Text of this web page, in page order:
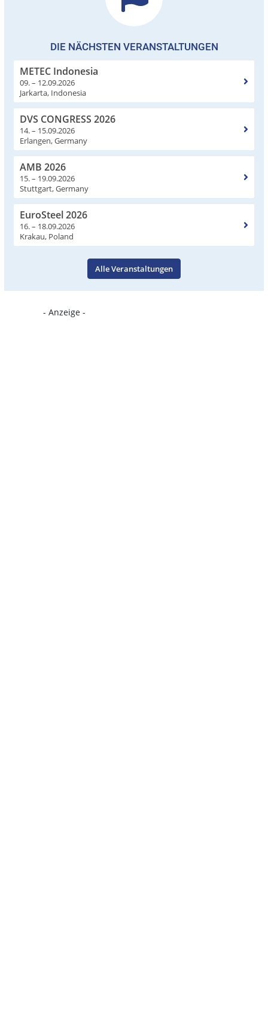
DIE NÄCHSTEN VERANSTALTUNGEN
METEC Indonesia
09. – 12.09.2026
Jarkarta, Indonesia
DVS CONGRESS 2026
14. – 15.09.2026
Erlangen, Germany
AMB 2026
15. – 19.09.2026
Stuttgart, Germany
EuroSteel 2026
16. – 18.09.2026
Krakau, Poland
Alle Veranstaltungen
- Anzeige -